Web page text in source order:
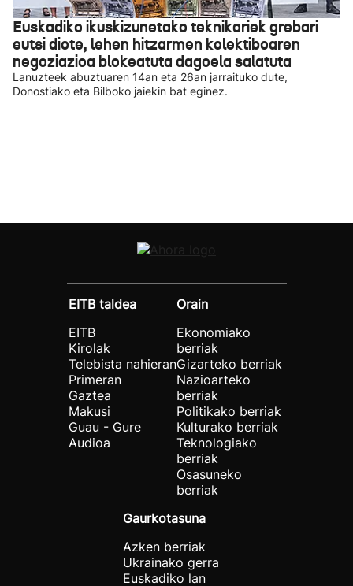
Euskadiko ikuskizunetako teknikariek grebari
eutsi diote, lehen hitzarmen kolektiboaren
negoziazioa blokeatuta dagoela salatuta
Lanuzteek abuztuaren 14an eta 26an jarraituko dute,
Donostiako eta Bilboko jaiekin bat eginez.
EITB taldea
EITB
Kirolak
Telebista nahieran
Primeran
Gaztea
Makusi
Guau - Gure
Audioa
Orain
Ekonomiako
berriak
Gizarteko berriak
Nazioarteko
berriak
Politikako berriak
Kulturako berriak
Teknologiako
berriak
Osasuneko
berriak
Gaurkotasuna
Azken berriak
Ukrainako gerra
Euskadiko lan